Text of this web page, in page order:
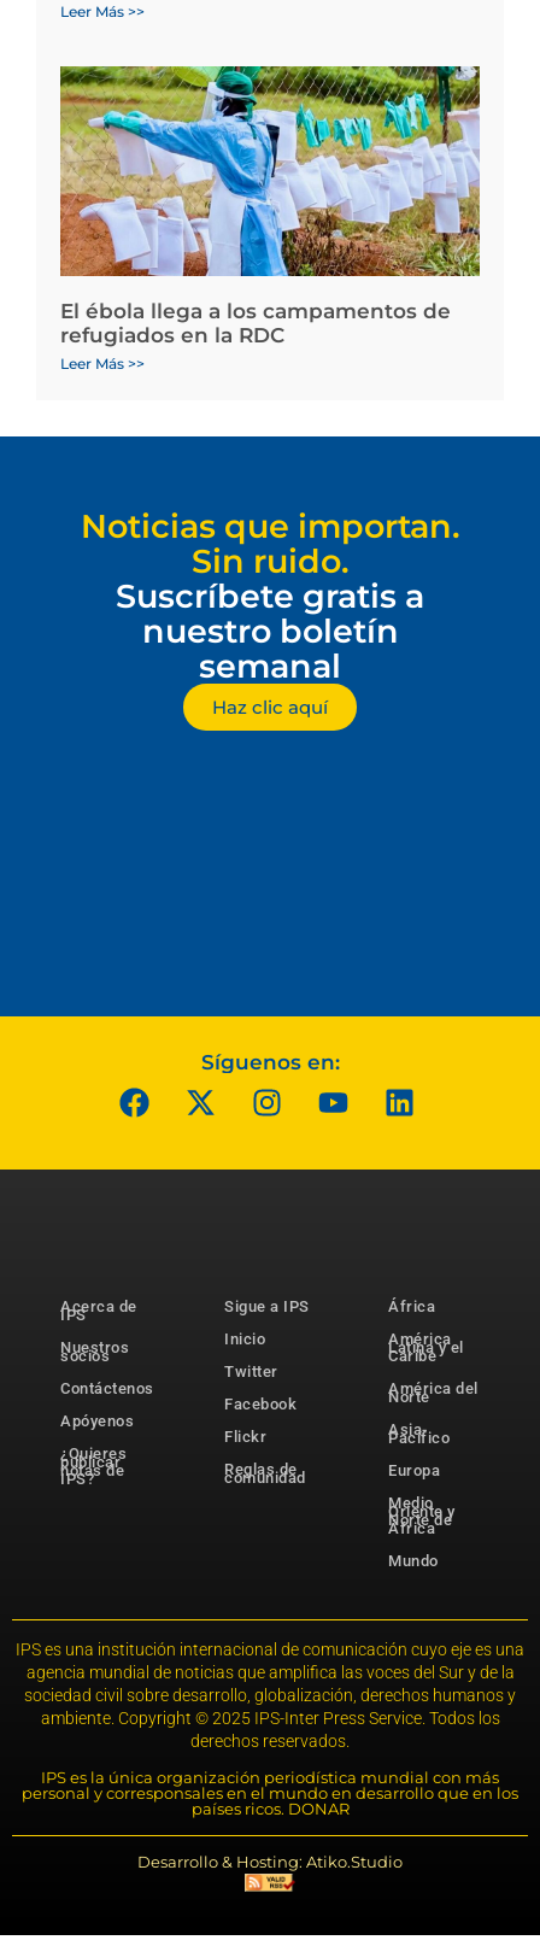
Leer Más >>
El ébola llega a los campamentos de
refugiados en la RDC
Leer Más >>
Noticias que importan.
Sin ruido.
Suscríbete gratis a
nuestro boletín
semanal
Haz clic aquí
Síguenos en:
Acerca de
IPS
Nuestros
socios
Contáctenos
Apóyenos
¿Quieres
publicar
notas de
IPS?
Sigue a IPS
Inicio
Twitter
Facebook
Flickr
Reglas de
comunidad
África
América
Latina y el
Caribe
América del
Norte
Asia-
Pacífico
Europa
Medio
Oriente y
Norte de
África
Mundo
IPS es una institución internacional de comunicación cuyo eje es una
agencia mundial de noticias que amplifica las voces del Sur y de la
sociedad civil sobre desarrollo, globalización, derechos humanos y
ambiente. Copyright © 2025 IPS-Inter Press Service. Todos los
derechos reservados.
IPS es la única organización periodística mundial con más
personal y corresponsales en el mundo en desarrollo que en los
países ricos. DONAR
Desarrollo & Hosting: Atiko.Studio